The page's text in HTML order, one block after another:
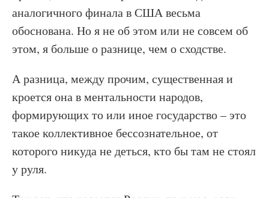
аналогичного финала в США весьма
обоснована. Но я не об этом или не совсем об
этом, я больше о разнице, чем о сходстве.
А разница, между прочим, существенная и
кроется она в ментальности народов,
формирующих то или иное государство – это
такое коллективное бессознательное, от
которого никуда не деться, кто бы там не стоял
у руля.